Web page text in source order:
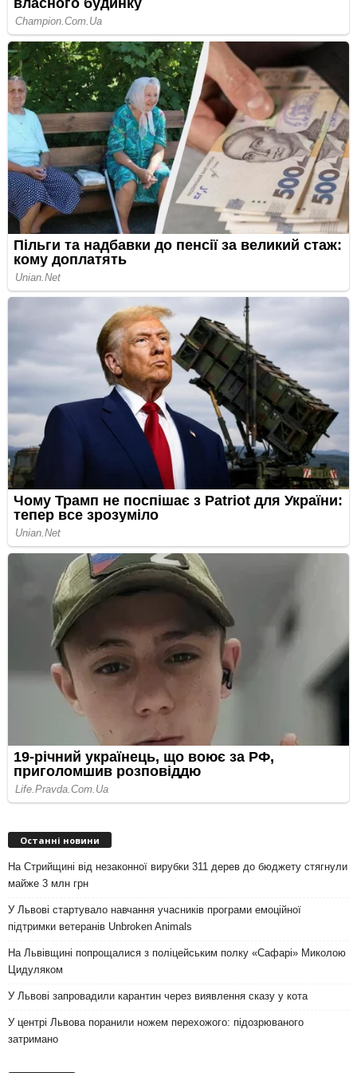
Останні новини
На Стрийщині від незаконної вирубки 311 дерев до бюджету стягнули
майже 3 млн грн
У Львові стартувало навчання учасників програми емоційної
підтримки ветеранів Unbroken Animals
На Львівщині попрощалися з поліцейським полку «Сафарі» Миколою
Цидуляком
У Львові запровадили карантин через виявлення сказу у кота
У центрі Львова поранили ножем перехожого: підозрюваного
затримано